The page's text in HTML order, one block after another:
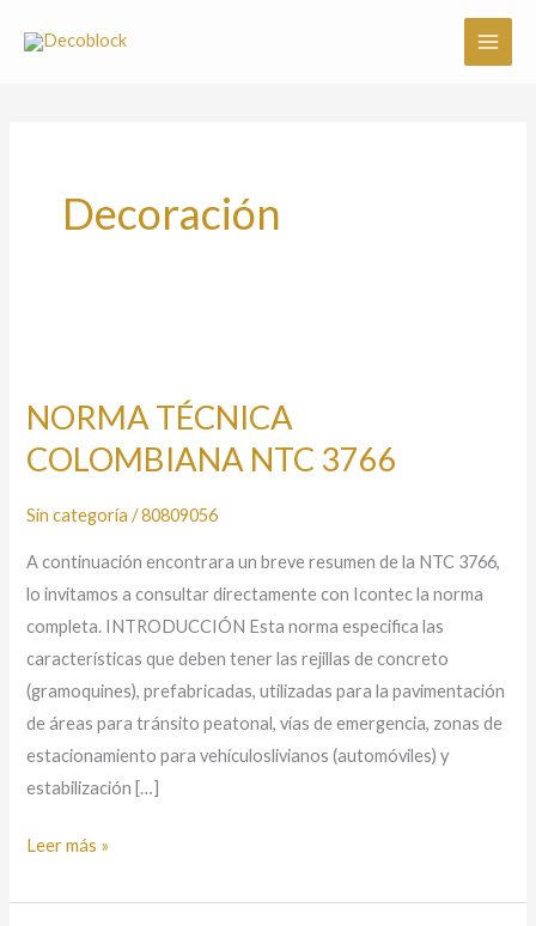
Decoración
NORMA TÉCNICA
COLOMBIANA NTC 3766
Sin categoría /80809056
A continuación encontrara un breve resumen de la NTC 3766,
lo invitamos a consultar directamente con Icontec la norma
completa. INTRODUCCIÓN Esta norma especifica las
características que deben tener las rejillas de concreto
(gramoquines), prefabricadas, utilizadas para la pavimentación
de áreas para tránsito peatonal, vías de emergencia, zonas de
estacionamiento para vehículoslivianos (automóviles) y
estabilización […]
COLOMBIANA
NTC
Leer más »